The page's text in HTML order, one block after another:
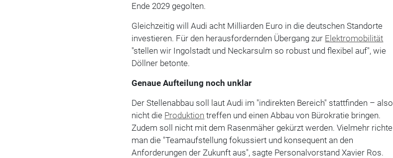
Ende 2029 gegolten.
Gleichzeitig will Audi acht Milliarden Euro in die deutschen Standorte
investieren. Für den herausfordernden Übergang zur Elektromobilität
"stellen wir Ingolstadt und Neckarsulm so robust und flexibel auf", wie
Döllner betonte.
Genaue Aufteilung noch unklar
Der Stellenabbau soll laut Audi im "indirekten Bereich" stattfinden – also
nicht die Produktion treffen und einen Abbau von Bürokratie bringen.
Zudem soll nicht mit dem Rasenmäher gekürzt werden. Vielmehr richte
man die "Teamaufstellung fokussiert und konsequent an den
Anforderungen der Zukunft aus", sagte Personalvorstand Xavier Ros.